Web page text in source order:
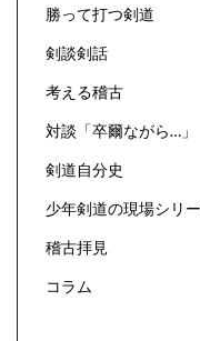
勝って打つ剣道
剣談剣話
考える稽古
対談「卒爾ながら…」
剣道自分史
少年剣道の現場シリ
稽古拝見
コラム